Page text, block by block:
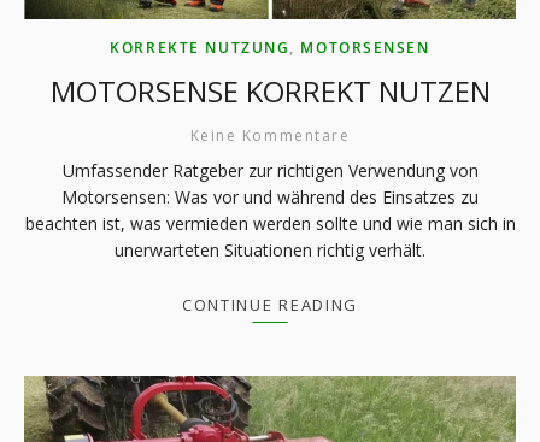
KORREKTE NUTZUNG, MOTORSENSEN
MOTORSENSE KORREKT NUTZEN
Keine Kommentare
Umfassender Ratgeber zur richtigen Verwendung von
Motorsensen: Was vor und während des Einsatzes zu
beachten ist, was vermieden werden sollte und wie man sich in
unerwarteten Situationen richtig verhält.
CONTINUE READING